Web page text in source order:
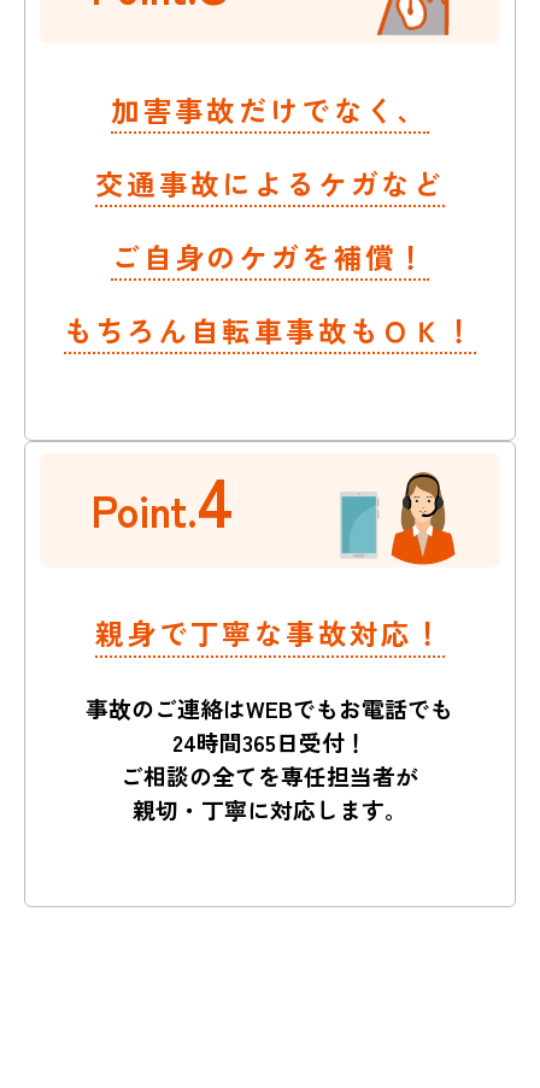
加害事故だけでなく、
交通事故によるケガなど
ご自身のケガを補償！
もちろん自転車事故もＯＫ！
Point.4
親身で丁寧な事故対応！
事故のご連絡はWEBでもお電話でも
24時間365日受付！
ご相談の全てを専任担当者が
親切・丁寧に対応します。